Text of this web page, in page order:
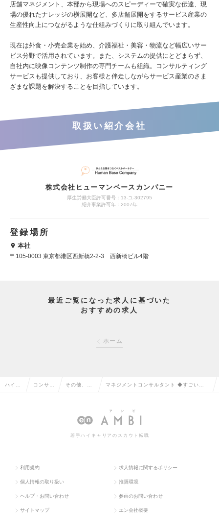
店舗マネジメント、本部から現場へのスピーディーで確実な伝達、現
場の優れたナレッジの横展開など、多店舗展開をするサービス産業の
生産性向上につながるような仕組みづくりに取り組んでいます。
現在は外食・小売企業を始め、介護福祉・美容・物流など幅広いサー
ビス分野で活用されています。また、システムの提供にとどまらず、
自社内に映像コンテンツ制作の専門チームも組織。コンサルティング
サービスも提供しており、お客様と伴走しながらサービス産業のさま
ざまな課題を解決することを目指しています。
取扱い紹介会社
株式会社ヒューマンベースカンパニー
厚生労働大臣許可番号：13-ユ-302795
紹介事業許可年：2007年
登録場所
本社
〒105-0003 東京都港区西新橋2-2-3 西新橋ビル4階
最近ご覧になった求人に基づいた
おすすめの求人
ホーム
ハイク コンサル その他、コ
ト系の転職
マネジメントコンサルタント ◆すごいベン
秀賞受賞◆リモートの求人情報
若手ハイキャリアのスカウト転職
利用規約 求人情報に関するポリシー
個人情報の取り扱い 推奨環境
ヘルプ・お問い合わせ 参画のお問い合わせ
サイトマップ エン会社概要